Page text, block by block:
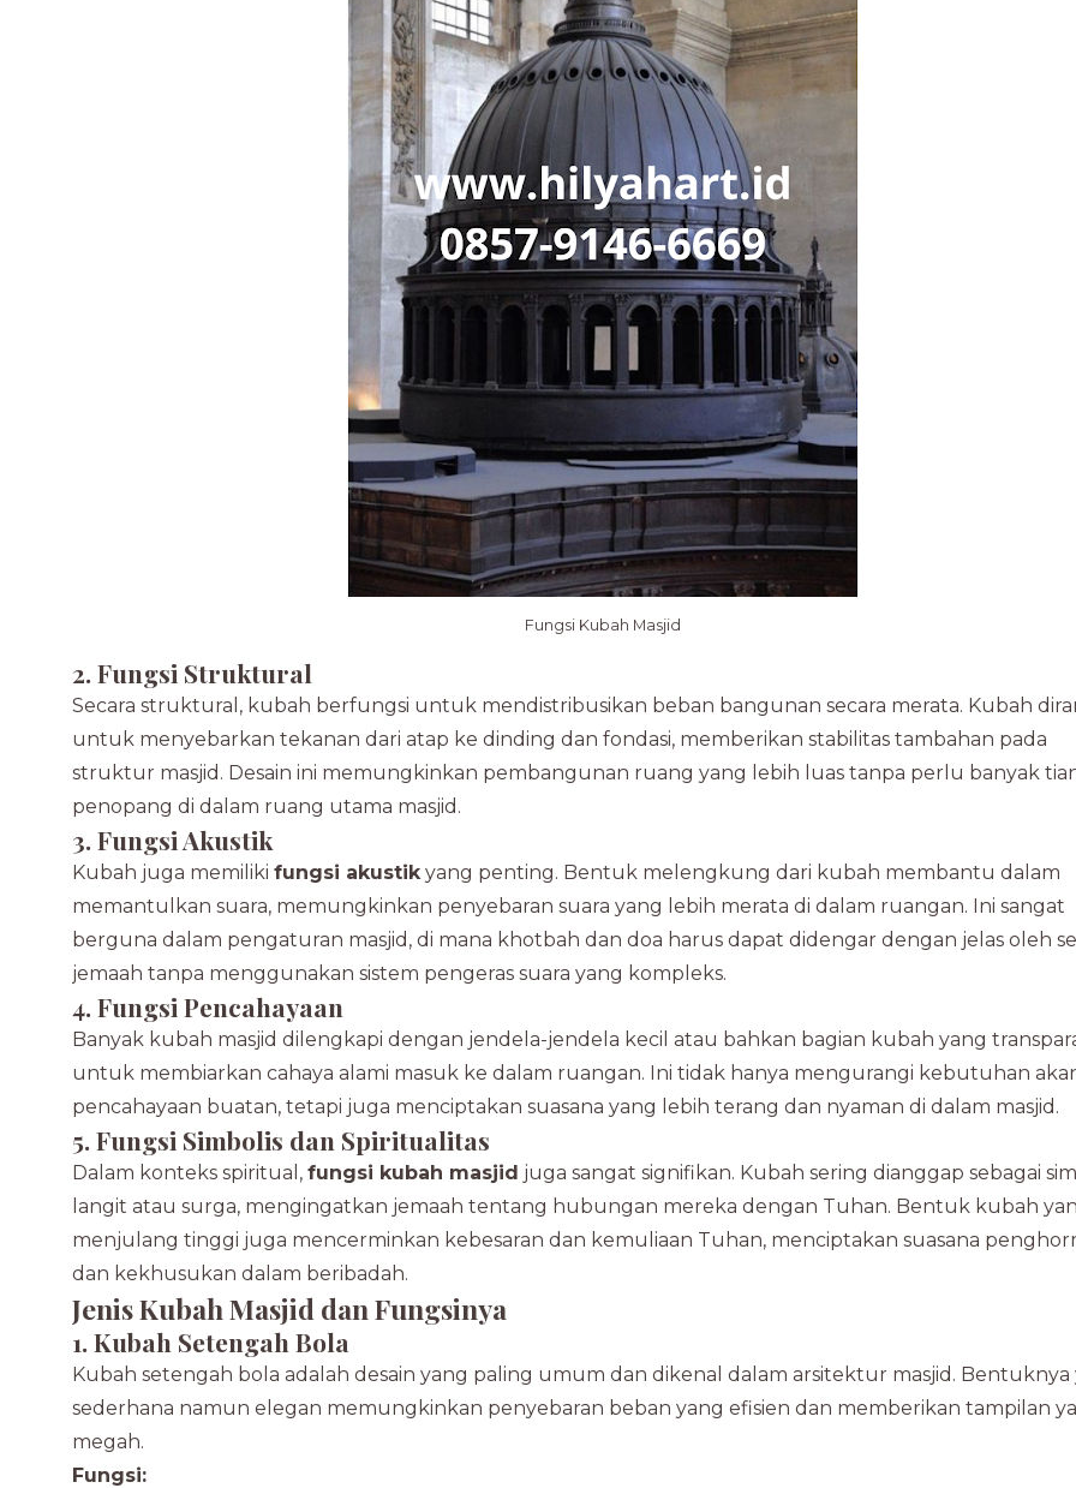
Fungsi Kubah Masjid
2. Fungsi Struktural
Secara struktural, kubah berfungsi untuk mendistribusikan beban bangunan secara merata. Kubah
untuk menyebarkan tekanan dari atap ke dinding dan fondasi, memberikan stabilitas tambahan pada
struktur masjid. Desain ini memungkinkan pembangunan ruang yang lebih luas tanpa perlu banyak
penopang di dalam ruang utama masjid.
3. Fungsi Akustik
Kubah juga memiliki fungsi akustikyang penting. Bentuk melengkung dari kubah membantu dalam
memantulkan suara, memungkinkan penyebaran suara yang lebih merata di dalam ruangan. Ini sangat
berguna dalam pengaturan masjid, di mana khotbah dan doa harus dapat didengar dengan jelas oleh
jemaah tanpa menggunakan sistem pengeras suara yang kompleks.
4. Fungsi Pencahayaan
Banyak kubah masjid dilengkapi dengan jendela-jendela kecil atau bahkan bagian kubah yang
untuk membiarkan cahaya alami masuk ke dalam ruangan. Ini tidak hanya mengurangi kebutuhan
pencahayaan buatan, tetapi juga menciptakan suasana yang lebih terang dan nyaman di dalam masjid.
5. Fungsi Simbolis dan Spiritualitas
Dalam konteks spiritual, fungsi kubah masjid juga sangat signifikan. Kubah sering dianggap sebagai
langit atau surga, mengingatkan jemaah tentang hubungan mereka dengan Tuhan. Bentuk kubah
menjulang tinggi juga mencerminkan kebesaran dan kemuliaan Tuhan, menciptakan suasana
dan kekhusukan dalam beribadah.
Jenis Kubah Masjid dan Fungsinya
1. Kubah Setengah Bola
Kubah setengah bola adalah desain yang paling umum dan dikenal dalam arsitektur masjid. Bentuknya
sederhana namun elegan memungkinkan penyebaran beban yang efisien dan memberikan tampilan
megah.
Fungsi: